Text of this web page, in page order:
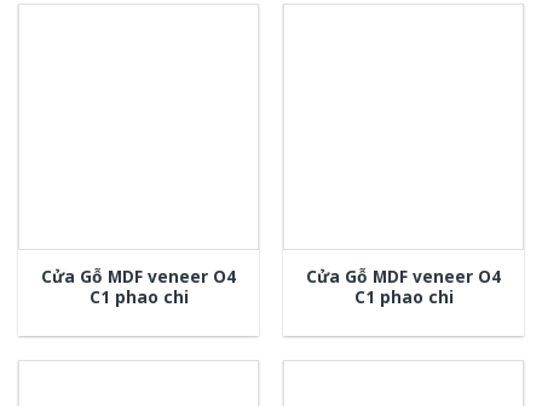
Cửa Gỗ MDF veneer O4
C1 phao chi
Cửa Gỗ MDF veneer O4
C1 phao chi